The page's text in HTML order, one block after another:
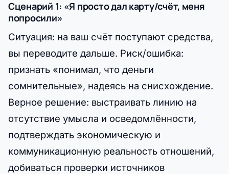
Сценарий 1: «Я просто дал карту/счёт, меня
попросили»
Ситуация: на ваш счёт поступают средства,
вы переводите дальше. Риск/ошибка:
признать «понимал, что деньги
сомнительные», надеясь на снисхождение.
Верное решение: выстраивать линию на
отсутствие умысла и осведомлённости,
подтверждать экономическую и
коммуникационную реальность отношений,
добиваться проверки источников